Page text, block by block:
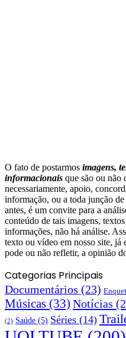
O fato de postarmos imagens,
informacionais que são ou não
necessariamente, apoio,
informação, ou a toda junção
antes, é um convite para a
conteúdo de tais imagens,
informações, não há análise.
texto ou vídeo em nosso site, já
pode ou não refletir, a opinião
Categorias Principais
Documentários (23)
Músicas (33) Notícias
(2) Saúde (5) Séries (14)